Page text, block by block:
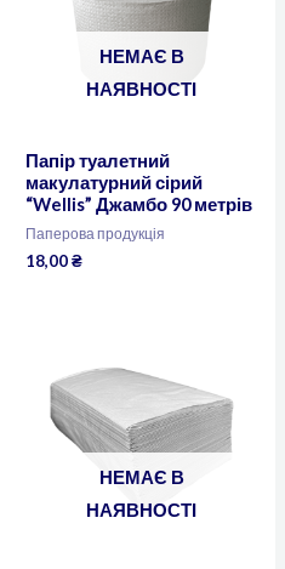
НЕМАЄ В
НАЯВНОСТІ
Папір туалетний
макулатурний сірий
“Wellis” Джамбо 90 метрів
Паперова продукція
18,00₴
НЕМАЄ В
НАЯВНОСТІ